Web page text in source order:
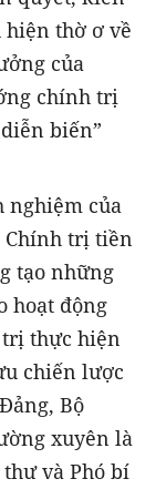
thờ ơ về
của
chính trị
biến”
nghiệm của
Chính trị tiền
tạo những
hoạt động
trị thực hiện
chiến lược
Bộ
xuyên là
và Phó bí